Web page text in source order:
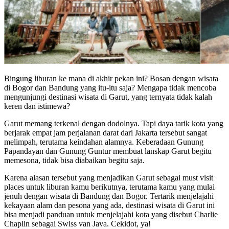
Bingung liburan ke mana di akhir pekan ini? Bosan dengan wisata
di Bogor dan Bandung yang itu-itu saja? Mengapa tidak mencoba
mengunjungi destinasi wisata di Garut, yang ternyata tidak kalah
keren dan istimewa?
Garut memang terkenal dengan dodolnya. Tapi daya tarik kota yang
berjarak empat jam perjalanan darat dari Jakarta tersebut sangat
melimpah, terutama keindahan alamnya. Keberadaan Gunung
Papandayan dan Gunung Guntur membuat lanskap Garut begitu
memesona, tidak bisa diabaikan begitu saja.
Karena alasan tersebut yang menjadikan Garut sebagai must visit
places untuk liburan kamu berikutnya, terutama kamu yang mulai
jenuh dengan wisata di Bandung dan Bogor. Tertarik menjelajahi
kekayaan alam dan pesona yang ada, destinasi wisata di Garut ini
bisa menjadi panduan untuk menjelajahi kota yang disebut Charlie
Chaplin sebagai Swiss van Java. Cekidot, ya!